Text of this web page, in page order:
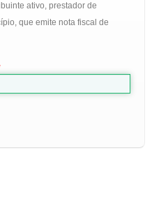
ativo, prestador de
que emite nota fiscal de